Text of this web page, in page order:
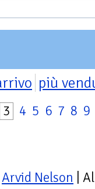
più
3 4 5 6 7 8 9
Arvid Nelson |